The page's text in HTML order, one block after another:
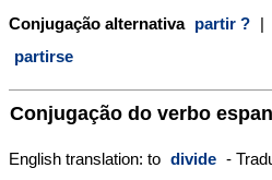
Conjugação alternativa partir ? |
partirse
Conjugação do verbo
English translation: to divide -